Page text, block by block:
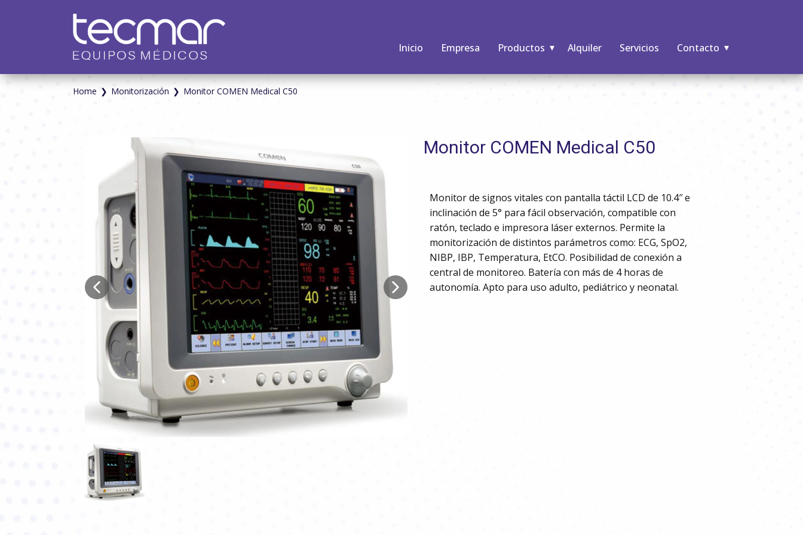
Inicio Empresa Productos Alquiler Servicios Contacto
Home ❯ Monitorización ❯ Monitor COMEN Medical C50
Monitor COMEN Medical C50
Monitor de signos vitales con pantalla táctil LCD de 10.4″ e
inclinación de 5° para fácil observación, compatible con
ratón, teclado e impresora láser externos. Permite la
monitorización de distintos parámetros como: ECG, SpO2,
NIBP, IBP, Temperatura, EtCO. Posibilidad de conexión a
central de monitoreo. Batería con más de 4 horas de
autonomía. Apto para uso adulto, pediátrico y neonatal.